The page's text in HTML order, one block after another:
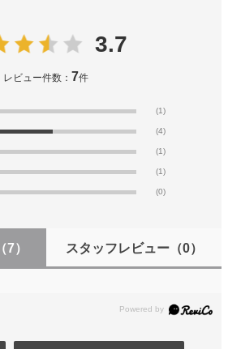
3.7
レビュー件数： 7件
(1)
(4)
(1)
(1)
(0)
（7） スタッフレビュー（0）